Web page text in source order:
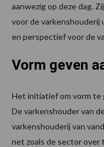
aanwezig op deze dag.
voor de varkenshouderij
en perspectief voor de
Vorm geven
Het initiatief om vorm te
De varkenshouder van
varkenshouderij van
net zoals de sector over